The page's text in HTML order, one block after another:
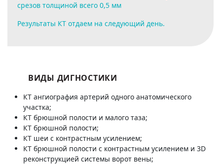
срезов толщиной всего 0,5 мм
Результаты КТ отдаем на следующий день.
ВИДЫ ДИГНОСТИКИ
КТ ангиография артерий одного анатомического
участка;
КТ брюшной полости и малого таза;
КТ брюшной полости;
КТ шеи с контрастным усилением;
КТ брюшной полости с контрастным усилением и 3D
реконструкцией системы ворот вены;